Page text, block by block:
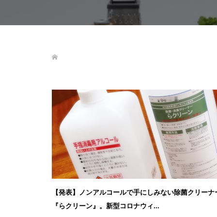
【発表】ノンアルコールで手にしみない除菌クリーナ
『らクリーン』。新型コロナウィ...